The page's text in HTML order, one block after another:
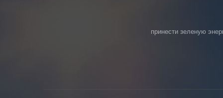
принести зеленую